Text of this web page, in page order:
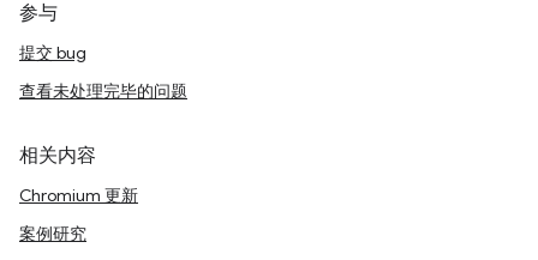
参与
提交 bug
查看未处理完毕的问题
相关内容
Chromium 更新
案例研究